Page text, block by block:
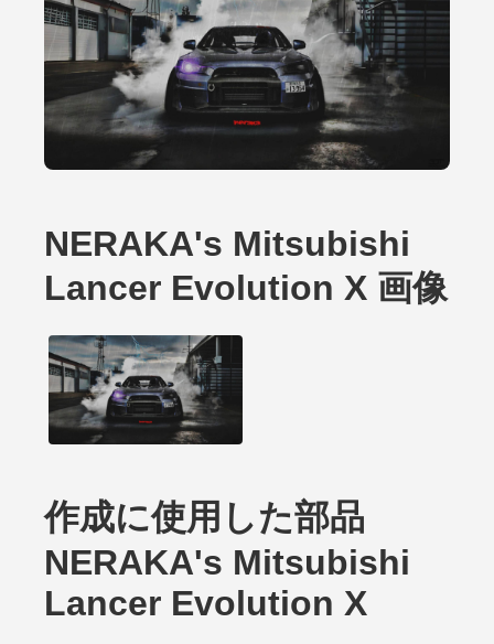
NERAKA's Mitsubishi
Lancer Evolution X 画像
作成に使用した部品
NERAKA's Mitsubishi
Lancer Evolution X